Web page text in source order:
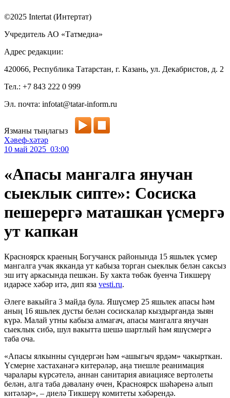
©2025 Intertat (Интертат)
Учредитель АО «Татмедиа»
Адрес редакции:
420066, Республика Татарстан, г. Казань, ул. Декабристов, д. 2
Тел.: +7 843 222 0 999
Эл. почта: infotat@tatar-inform.ru
Язманы тыңлагыз
Хәвеф-хәтәр
10 май 2025 03:00
«Апасы мангалга янучан
сыеклык сипте»: Сосиска
пешерергә маташкан үсмергә
ут капкан
Красноярск краеның Богучанск районында 15 яшьлек үсмер
мангалга учак якканда ут кабыза торган сыеклык белән саксыз
эш итү аркасында пешкән. Бу хакта төбәк буенча Тикшерү
идарәсе хәбәр итә, дип яза vesti.ru.
Әлеге вакыйга 3 майда була. Яшүсмер 25 яшьлек апасы һәм
аның 16 яшьлек дусты белән сосискалар кыздырганда зыян
күрә. Малай утны кабыза алмагач, апасы мангалга янучан
сыеклык сибә, шул вакытта шешә шартлый һәм яшүсмергә
таба оча.
«Апасы ялкынны сүндергән һәм «ашыгыч ярдәм» чакырткан.
Үсмерне хастаханәгә китерәләр, аңа тиешле реанимация
чаралары күрсәтелә, аннан санитария авиациясе вертолеты
белән, алга таба дәвалану өчен, Красноярск шәһәренә алып
китәләр», – диелә Тикшерү комитеты хәбәрендә.